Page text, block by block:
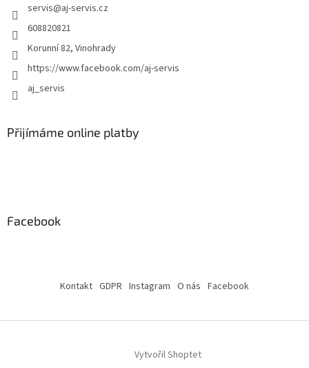
servis@aj-servis.cz
608820821
Korunní 82, Vinohrady
https://www.facebook.com/aj-servis
aj_servis
Přijímáme online platby
Facebook
Kontakt GDPR Instagram O nás Facebook
Vytvořil Shoptet